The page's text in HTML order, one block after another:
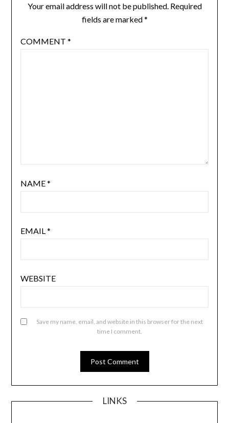
Your email address will not be published. Required
fields are marked*
COMMENT *
NAME*
EMAIL*
WEBSITE
Save my name, email, and website in this browser for the next
time I comment.
LINKS